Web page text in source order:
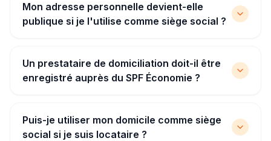
Mon adresse personnelle devient-elle
publique si je l'utilise comme siège social ?
Un prestataire de domiciliation doit-il être
enregistré auprès du SPF Économie ?
Puis-je utiliser mon domicile comme siège
social si je suis locataire ?